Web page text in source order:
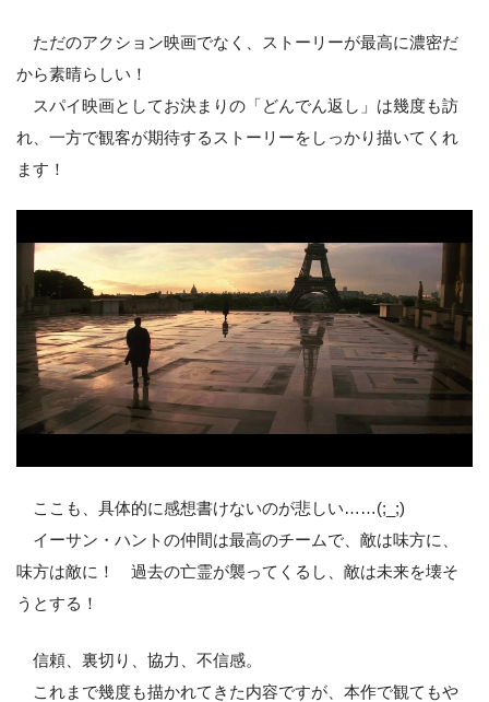
ただのアクション映画でなく、ストーリーが最高に濃密だ
から素晴らしい！
スパイ映画としてお決まりの「どんでん返し」は幾度も訪
れ、一方で観客が期待するストーリーをしっかり描いてくれ
ます！
ここも、具体的に感想書けないのが悲しい……(;_;)
イーサン・ハントの仲間は最高のチームで、敵は味方に、
味方は敵に！ 過去の亡霊が襲ってくるし、敵は未来を壊そ
うとする！
信頼、裏切り、協力、不信感。
これまで幾度も描かれてきた内容ですが、本作で観てもや